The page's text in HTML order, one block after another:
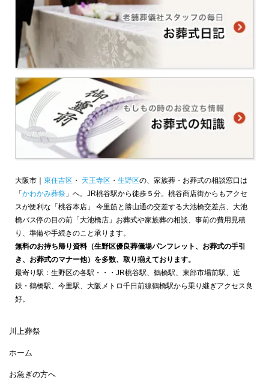
大阪市｜ 東住吉区 ・ 天王寺区 ・ 生野区の、家族葬・お葬式の相談窓口は
「かわかみ葬祭 」へ。JR桃谷駅から徒歩５分。桃谷商店街からもアクセ
スが便利な「桃谷本店」 今里筋と勝山通の交差する大池橋交差点、大池
橋バス停の目の前「大池橋店」お葬式や家族葬の相談、事前の費用見積
り、準備や手続きのこと承ります。
無料のお持ち帰り資料（生野区優良葬儀場パンフレット、お葬式の手引
き、お葬式のマナー他）を多数、取り揃えております。
最寄り駅：生野区の各駅・・・JR桃谷駅、鶴橋駅、東部市場前駅、近
鉄・鶴橋駅、今里駅、大阪メトロ千日前線鶴橋駅から乗り継ぎアクセス良
好。
川上葬祭
ホーム
お急ぎの方へ